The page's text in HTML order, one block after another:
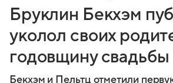
Бруклин Бекхэм
уколол своих
годовщину свадьбы
Бекхэм и Пельтц отметили